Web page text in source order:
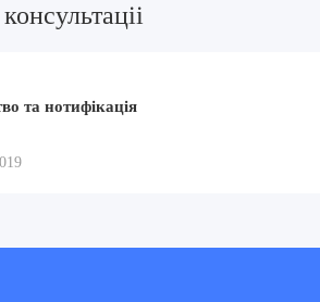
та нотифікація